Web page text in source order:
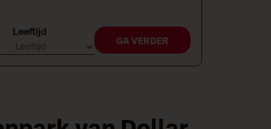
Leeftijd
GA VERDER